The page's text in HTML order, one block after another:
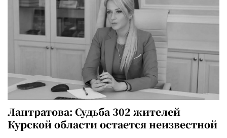
Лантратова: Судьба 302 жителей
Курской области остается неизвестной